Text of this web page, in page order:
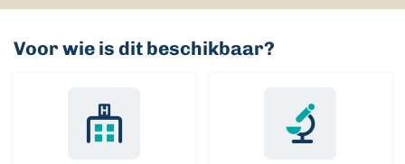
Voor wie is dit beschikbaar?